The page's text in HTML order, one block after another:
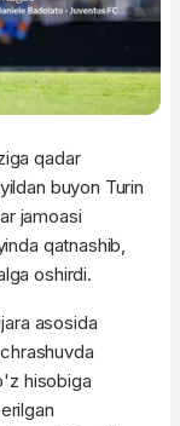
qadar
buyon Turin
jamoasi
qatnashib,
oshirdi.
asosida
hisobiga